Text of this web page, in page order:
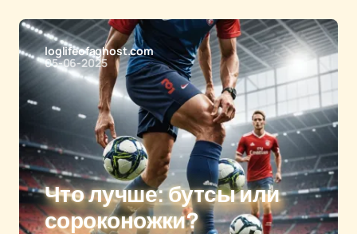
loglifeofaghost.com
05-06-2025
Что лучше: бутсы или
сороконожки?